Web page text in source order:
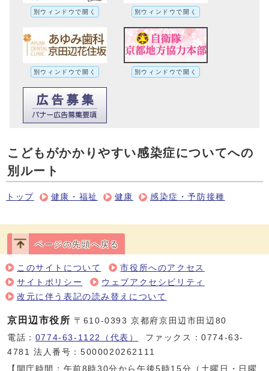
別ウィンドウで開く 別ウィンドウで開く
別ウィンドウで開く 別ウィンドウで開く
こどもがかかりやすい感染症についてへの
別ルート
トップ 健康・福祉 健康 感染症・予防接種
ページの先頭へ戻る
このサイトについて
市役所へのアクセス
サイトポリシー
ウェブアクセシビリティ
改元に伴う表記の読み替えについて
京田辺市役所 〒610-0393 京都府京田辺市田辺80
電話： 0774-63-1122（代表）
ファックス：0774-63-
4781 法人番号：5000020262111
【開庁時間：午前8時30分から午後5時15分（土曜日・日曜